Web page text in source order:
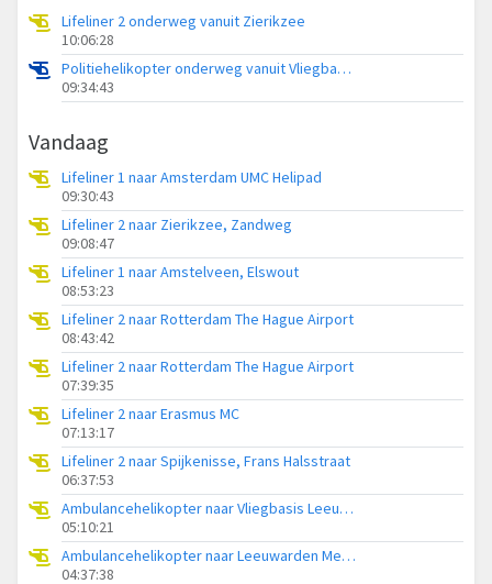
Lifeliner 2 onderweg vanuit Zierikzee
10:06:28
Politiehelikopter onderweg vanuit Vliegbasis Volkel
09:34:43
Vandaag
Lifeliner 1 naar Amsterdam UMC Helipad
09:30:43
Lifeliner 2 naar Zierikzee, Zandweg
09:08:47
Lifeliner 1 naar Amstelveen, Elswout
08:53:23
Lifeliner 2 naar Rotterdam The Hague Airport
08:43:42
Lifeliner 2 naar Rotterdam The Hague Airport
07:39:35
Lifeliner 2 naar Erasmus MC
07:13:17
Lifeliner 2 naar Spijkenisse, Frans Halsstraat
06:37:53
Ambulancehelikopter naar Vliegbasis Leeuwarden
05:10:21
Ambulancehelikopter naar Leeuwarden Medical Center Heliport
04:37:38